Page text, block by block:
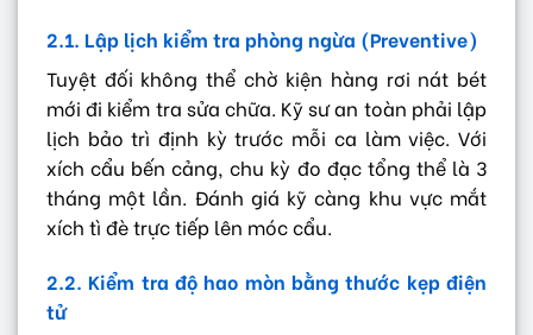
2.1. Lập lịch kiểm tra phòng ngừa (Preventive)
Tuyệt đối không thể chờ kiện hàng rơi nát bét
mới đi kiểm tra sửa chữa. Kỹ sư an toàn phải lập
lịch bảo trì định kỳ trước mỗi ca làm việc. Với
xích cẩu bến cảng, chu kỳ đo đạc tổng thể là 3
tháng một lần. Đánh giá kỹ càng khu vực mắt
xích tì đè trực tiếp lên móc cẩu.
2.2. Kiểm tra độ hao mòn bằng thước kẹp điện
tử